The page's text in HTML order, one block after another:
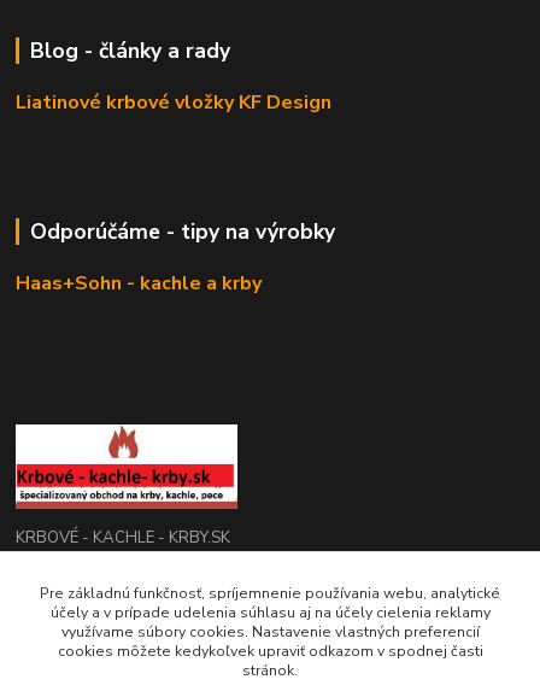
Blog - články a rady
Liatinové krbové vložky KF Design
Odporúčáme - tipy na výrobky
Haas+Sohn - kachle a krby
KRBOVÉ - KACHLE - KRBY.SK
0949 476 255
08:00 - 17.00
Pre základnú funkčnosť, spríjemnenie používania webu, analytické
účely a v prípade udelenia súhlasu aj na účely cielenia reklamy
využívame súbory cookies. Nastavenie vlastných preferencií
cookies môžete kedykoľvek upraviť odkazom v spodnej časti
stránok.